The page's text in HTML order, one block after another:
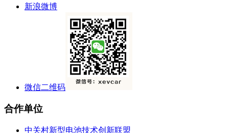
新浪微博
微信二维码
合作单位
中关村新型电池技术创新联盟